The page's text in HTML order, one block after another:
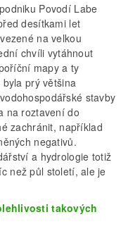
Povodí Labe
desítkami let
na velkou
chvíli vytáhnout
mapy a ty
prý většina
stavby
na roztavení do
zachránit, například
negativů.
a hydrologie totiž
než půl století, ale je
takových